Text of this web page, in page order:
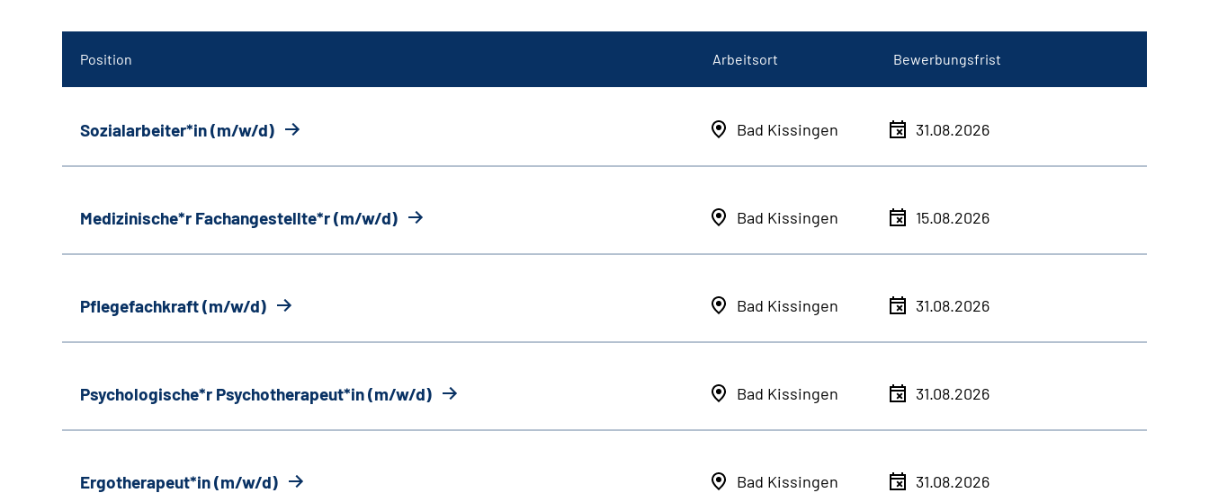
Position Arbeitsort Bewerbungsfrist
Sozialarbeiter*in (m/w/d) Bad Kissingen 31.08.2026
Medizinische*r Fachangestellte*r (m/w/d) Bad Kissingen 15.08.2026
Pflegefachkraft (m/w/d) Bad Kissingen 31.08.2026
Psychologische*r Psychotherapeut*in (m/w/d) Bad Kissingen 31.08.2026
Ergotherapeut*in (m/w/d) Bad Kissingen 31.08.2026